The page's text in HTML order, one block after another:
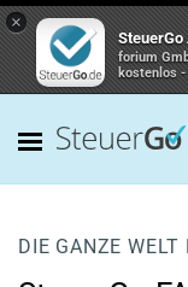
×
SteuerGo
forium
kostenlos -
DIE GANZE WELT